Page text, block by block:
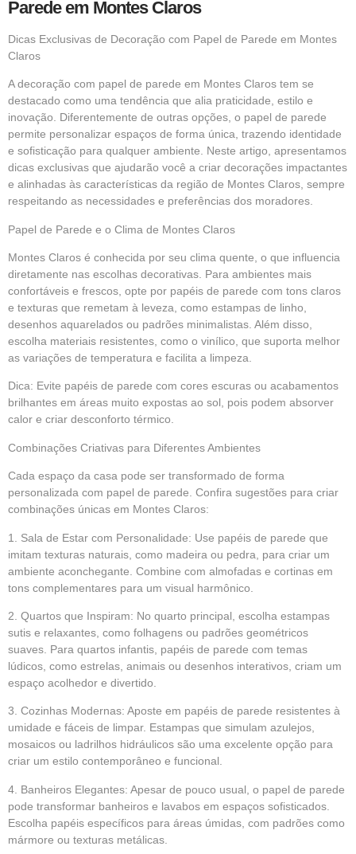
Parede em Montes Claros
Dicas Exclusivas de Decoração com Papel de Parede em Montes
Claros
A decoração com papel de parede em Montes Claros tem se
destacado como uma tendência que alia praticidade, estilo e
inovação. Diferentemente de outras opções, o papel de parede
permite personalizar espaços de forma única, trazendo identidade
e sofisticação para qualquer ambiente. Neste artigo, apresentamos
dicas exclusivas que ajudarão você a criar decorações impactantes
e alinhadas às características da região de Montes Claros, sempre
respeitando as necessidades e preferências dos moradores.
Papel de Parede e o Clima de Montes Claros
Montes Claros é conhecida por seu clima quente, o que influencia
diretamente nas escolhas decorativas. Para ambientes mais
confortáveis e frescos, opte por papéis de parede com tons claros
e texturas que remetam à leveza, como estampas de linho,
desenhos aquarelados ou padrões minimalistas. Além disso,
escolha materiais resistentes, como o vinílico, que suporta melhor
as variações de temperatura e facilita a limpeza.
Dica: Evite papéis de parede com cores escuras ou acabamentos
brilhantes em áreas muito expostas ao sol, pois podem absorver
calor e criar desconforto térmico.
Combinações Criativas para Diferentes Ambientes
Cada espaço da casa pode ser transformado de forma
personalizada com papel de parede. Confira sugestões para criar
combinações únicas em Montes Claros:
1. Sala de Estar com Personalidade: Use papéis de parede que
imitam texturas naturais, como madeira ou pedra, para criar um
ambiente aconchegante. Combine com almofadas e cortinas em
tons complementares para um visual harmônico.
2. Quartos que Inspiram: No quarto principal, escolha estampas
sutis e relaxantes, como folhagens ou padrões geométricos
suaves. Para quartos infantis, papéis de parede com temas
lúdicos, como estrelas, animais ou desenhos interativos, criam um
espaço acolhedor e divertido.
3. Cozinhas Modernas: Aposte em papéis de parede resistentes à
umidade e fáceis de limpar. Estampas que simulam azulejos,
mosaicos ou ladrilhos hidráulicos são uma excelente opção para
criar um estilo contemporâneo e funcional.
4. Banheiros Elegantes: Apesar de pouco usual, o papel de parede
pode transformar banheiros e lavabos em espaços sofisticados.
Escolha papéis específicos para áreas úmidas, com padrões como
mármore ou texturas metálicas.